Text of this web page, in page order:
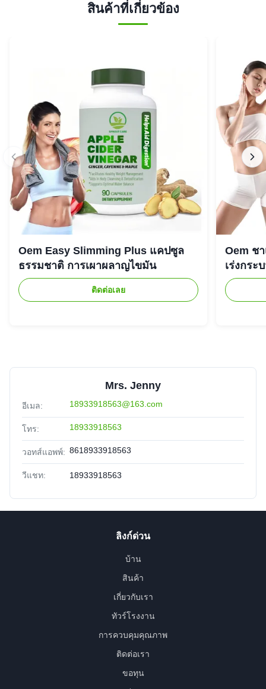
สินค้าที่เกี่ยวข้อง
Oem Easy Slimming Plus แคปซูล
ธรรมชาติ การเผาผลาญไขมัน
ติดต่อเลย
Oem ช
เร่งกระ
Mrs. Jenny
อีเมล: 18933918563@163.com
โทร: 18933918563
วอทส์แอพพ์: 8618933918563
วีแชท: 18933918563
ลิงก์ด่วน
บ้าน
สินค้า
เกี่ยวกับเรา
ทัวร์โรงงาน
การควบคุมคุณภาพ
ติดต่อเรา
ขอทุน